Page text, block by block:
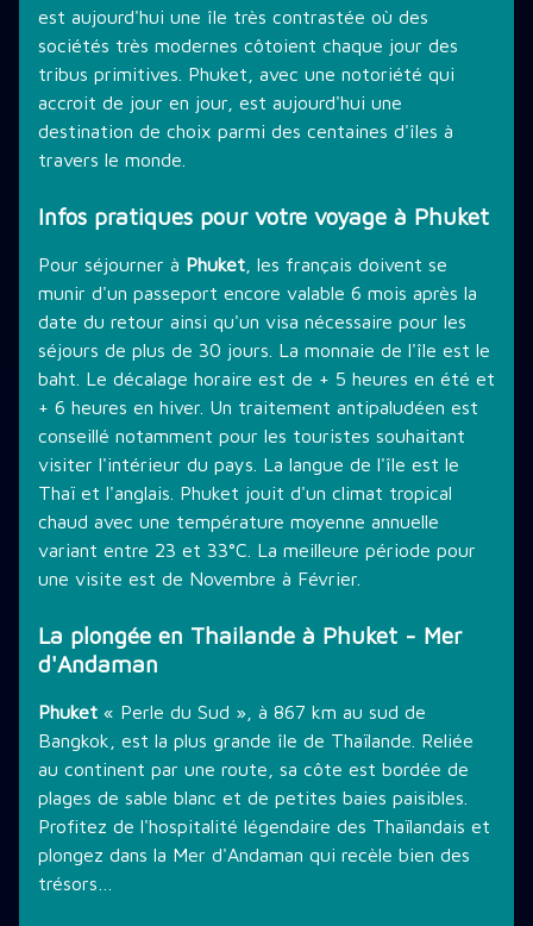
est aujourd'hui une île très contrastée où des
sociétés très modernes côtoient chaque jour des
tribus primitives. Phuket, avec une notoriété qui
accroit de jour en jour, est aujourd'hui une
destination de choix parmi des centaines d'îles à
travers le monde.
Infos pratiques pour votre voyage à Phuket
Pour séjourner à Phuket , les français doivent se
munir d'un passeport encore valable 6 mois après la
date du retour ainsi qu'un visa nécessaire pour les
séjours de plus de 30 jours. La monnaie de l'île est le
baht. Le décalage horaire est de + 5 heures en été et
+ 6 heures en hiver. Un traitement antipaludéen est
conseillé notamment pour les touristes souhaitant
visiter l'intérieur du pays. La langue de l'île est le
Thaï et l'anglais. Phuket jouit d'un climat tropical
chaud avec une température moyenne annuelle
variant entre 23 et 33°C. La meilleure période pour
une visite est de Novembre à Février.
La plongée en Thailande à Phuket - Mer
d'Andaman
Phuket « Perle du Sud », à 867 km au sud de
Bangkok, est la plus grande île de Thaïlande. Reliée
au continent par une route, sa côte est bordée de
plages de sable blanc et de petites baies paisibles.
Profitez de l'hospitalité légendaire des Thaïlandais et
plongez dans la Mer d'Andaman qui recèle bien des
trésors…